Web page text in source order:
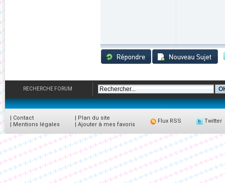
RECHERCHE FORUM
| Contact
| Mentions légales
| Plan du site
| Ajouter à mes favoris
Flux RSS Twitter